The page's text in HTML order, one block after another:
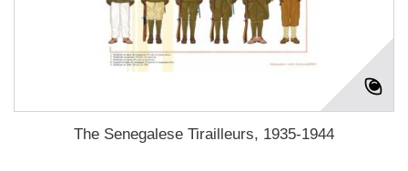
The Senegalese Tirailleurs, 1935-1944